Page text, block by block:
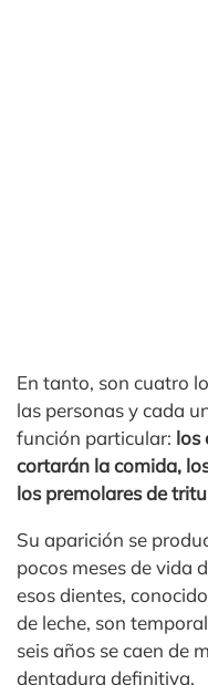
En tanto, son cuatro
las personas y cada
función particular: los
cortarán la comida,
los premolares de
Su aparición se
pocos meses de vida
esos dientes,
de leche, son
seis años se caen de
dentadura definitiva.